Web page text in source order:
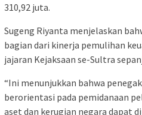
310,92 juta.
Sugeng Riyanta menjelaskan
bagian dari kinerja pemulihan
jajaran Kejaksaan se-Sultra
“Ini menunjukkan bahwa
berorientasi pada pemidanaan
aset dan kerugian negara dapat